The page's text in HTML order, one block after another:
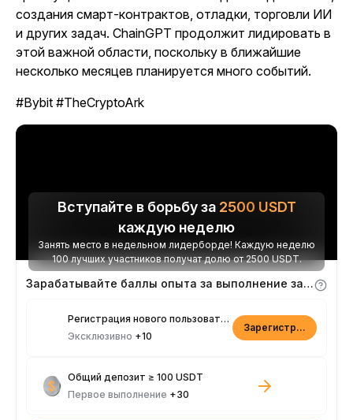
создания смарт-контрактов, отладки, торговли ИИ
и других задач. ChainGPT продолжит лидировать в
этой важной области, поскольку в ближайшие
несколько месяцев планируется много событий.
#Bybit #TheCryptoArk
Вступайте в борьбу за 2500 USDT
каждую неделю
Занять место в недельном лидерборде! Каждую неделю
100 лучших участников получат долю от 2500 USDT.
Зарабатывайте баллы опыта за выполнение заданий
Регистрация нового пользователя
Эксклюзивно +10
Зарегистрироваться
Общий депозит ≥ 100 USDT
Первое выполнение +30